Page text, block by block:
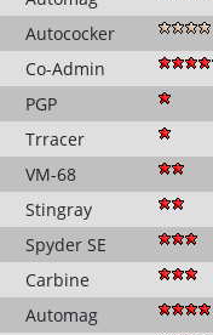
Autococker
Co-Admin
PGP
Trracer
VM-68
Stingray
Spyder SE
Carbine
Automag